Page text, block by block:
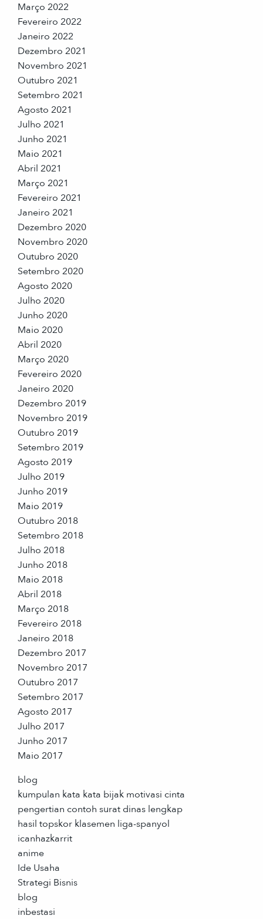
Março 2022
Fevereiro 2022
Janeiro 2022
Dezembro 2021
Novembro 2021
Outubro 2021
Setembro 2021
Agosto 2021
Julho 2021
Junho 2021
Maio 2021
Abril 2021
Março 2021
Fevereiro 2021
Janeiro 2021
Dezembro 2020
Novembro 2020
Outubro 2020
Setembro 2020
Agosto 2020
Julho 2020
Junho 2020
Maio 2020
Abril 2020
Março 2020
Fevereiro 2020
Janeiro 2020
Dezembro 2019
Novembro 2019
Outubro 2019
Setembro 2019
Agosto 2019
Julho 2019
Junho 2019
Maio 2019
Outubro 2018
Setembro 2018
Julho 2018
Junho 2018
Maio 2018
Abril 2018
Março 2018
Fevereiro 2018
Janeiro 2018
Dezembro 2017
Novembro 2017
Outubro 2017
Setembro 2017
Agosto 2017
Julho 2017
Junho 2017
Maio 2017
blog
kumpulan kata kata bijak motivasi cinta
pengertian contoh surat dinas lengkap
hasil topskor klasemen liga-spanyol
icanhazkarrit
anime
Ide Usaha
Strategi Bisnis
blog
inbestasi